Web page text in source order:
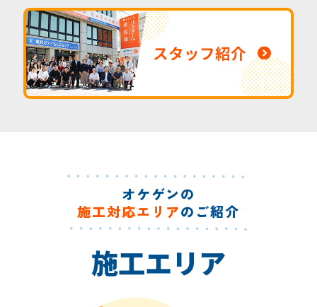
スタッフ紹介
オケゲンの
施工対応エリアのご紹介
施工エリア